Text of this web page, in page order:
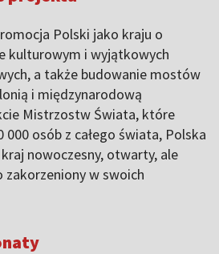
Polski jako kraju o
kulturowym i wyjątkowych
a także budowanie mostów
i międzynarodową
Mistrzostw Świata, które
000 osób z całego świata, Polska
nowoczesny, otwarty, ale
zakorzeniony w swoich